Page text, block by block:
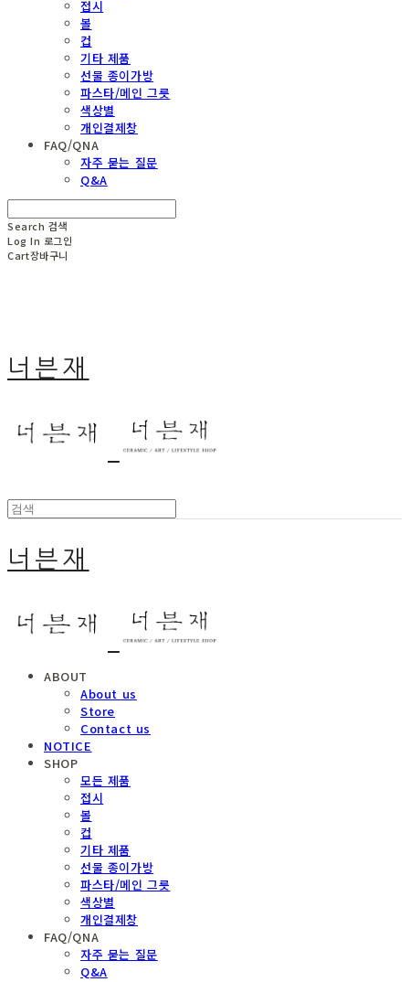
접시
볼
컵
기타 제품
선물 종이가방
파스타/메인 그릇
색상별
개인결제창
FAQ/QNA
자주 묻는 질문
Q&A
Search 검색
Log In 로그인
Cart장바구니
너븐재
너븐재
ABOUT
About us
Store
Contact us
NOTICE
SHOP
모든 제품
접시
볼
컵
기타 제품
선물 종이가방
파스타/메인 그릇
색상별
개인결제창
FAQ/QNA
자주 묻는 질문
Q&A